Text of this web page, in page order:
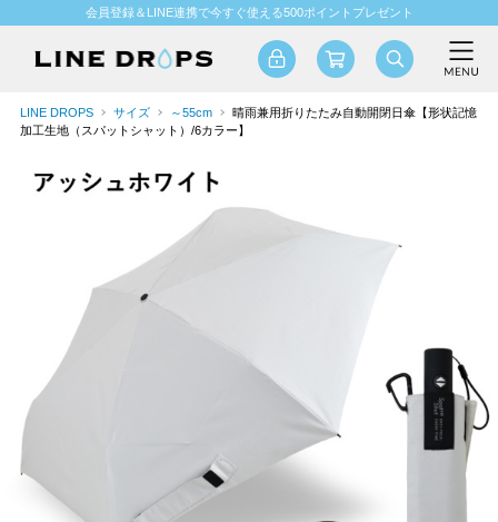
会員登録＆LINE連携で今すぐ使える500ポイントプレゼント
LINE DROPS サイズ ～55cm
晴雨兼用折りたたみ自動開閉日傘【形状記憶
加工生地（スパットシャット）/6カラー】